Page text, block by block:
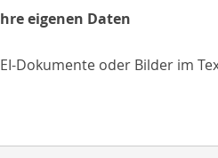
eigenen Daten
Dokumente oder Bilder im